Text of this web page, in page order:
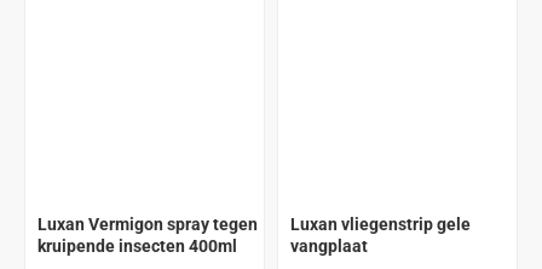
Luxan Vermigon spray tegen
kruipende insecten 400ml
Luxan vliegenstrip gele
vangplaat